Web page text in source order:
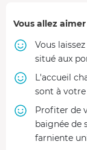
Vous allez aimer
Vous
situé aux
L'accueil
sont à
Profiter de
baignée de
farniente